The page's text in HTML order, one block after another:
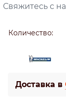
Свяжитесь с
Количество:
Доставка в